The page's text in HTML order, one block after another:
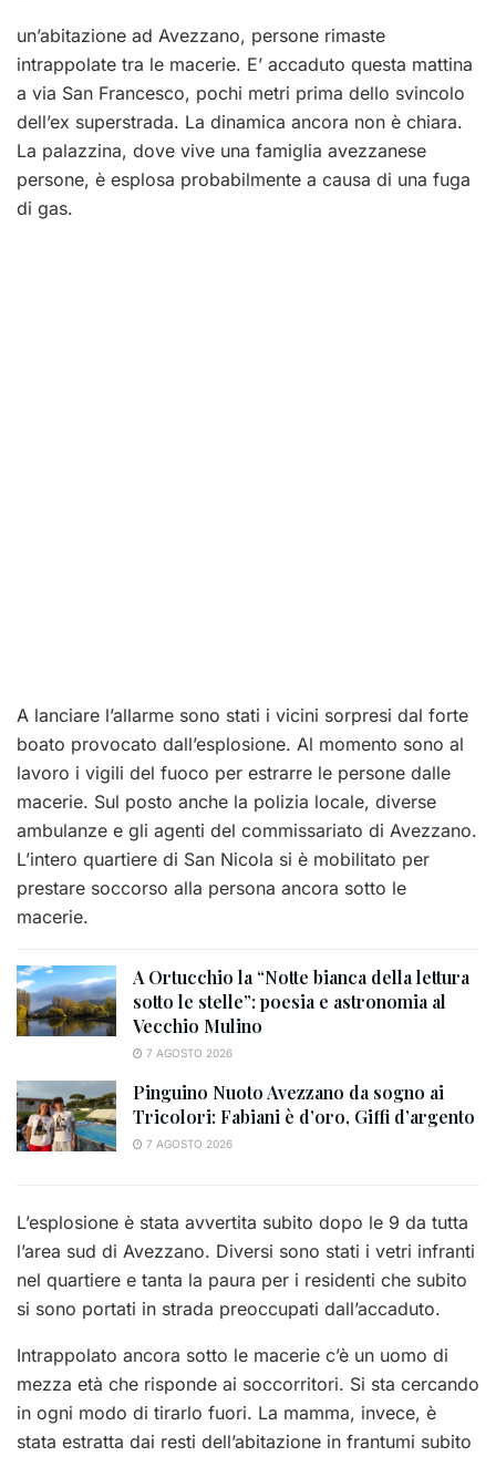
un’abitazione ad Avezzano, persone rimaste
intrappolate tra le macerie. E’ accaduto questa mattina
a via San Francesco, pochi metri prima dello svincolo
dell’ex superstrada. La dinamica ancora non è chiara.
La palazzina, dove vive una famiglia avezzanese
persone, è esplosa probabilmente a causa di una fuga
di gas.
A lanciare l’allarme sono stati i vicini sorpresi dal forte
boato provocato dall’esplosione. Al momento sono al
lavoro i vigili del fuoco per estrarre le persone dalle
macerie. Sul posto anche la polizia locale, diverse
ambulanze e gli agenti del commissariato di Avezzano.
L’intero quartiere di San Nicola si è mobilitato per
prestare soccorso alla persona ancora sotto le
macerie.
A Ortucchio la “Notte bianca della lettura
sotto le stelle”: poesia e astronomia al
Vecchio Mulino
7 AGOSTO 2026
Pinguino Nuoto Avezzano da sogno ai
Tricolori: Fabiani è d’oro, Giffi d’argento
7 AGOSTO 2026
L’esplosione è stata avvertita subito dopo le 9 da tutta
l’area sud di Avezzano. Diversi sono stati i vetri infranti
nel quartiere e tanta la paura per i residenti che subito
si sono portati in strada preoccupati dall’accaduto.
Intrappolato ancora sotto le macerie c’è un uomo di
mezza età che risponde ai soccorritori. Si sta cercando
in ogni modo di tirarlo fuori. La mamma, invece, è
stata estratta dai resti dell’abitazione in frantumi subito